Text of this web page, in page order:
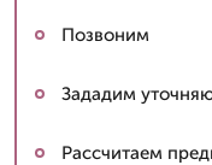
Позвоним
Зададим
Рассчитаем